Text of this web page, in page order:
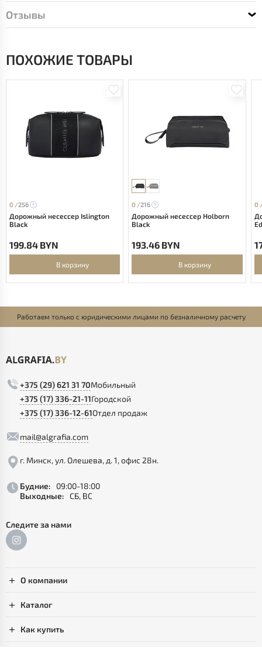
Отзывы
ПОХОЖИЕ ТОВАРЫ
0 /256
Дорожный несессер Islington
Black
199.84 BYN
В корзину
0 /216
Дорожный несессер Holborn
Black
193.46 BYN
В корзину
0
Работаем только с юридическими лицами по безналичному расчету
+375 (29) 621 31 70Мобильный
+375 (17) 336-21-11Городской
+375 (17) 336-12-61Отдел продаж
mail@algrafia.com
г. Минск, ул. Олешева, д. 1, офис 28н.
Будние:
09:00-18:00
Выходные: СБ, ВС
Следите за нами
О компании
Каталог
Как купить